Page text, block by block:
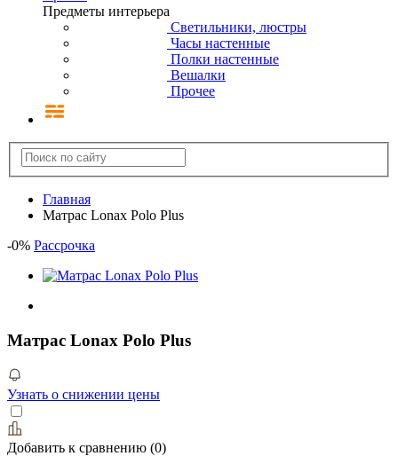
Предметы интерьера
Светильники, люстры
Часы настенные
Полки настенные
Вешалки
Прочее
Главная
Матрас Lonax Polo Plus
-0% Рассрочка
Матрас Lonax Polo Plus
Узнать о снижении цены
Добавить к сравнению (0)